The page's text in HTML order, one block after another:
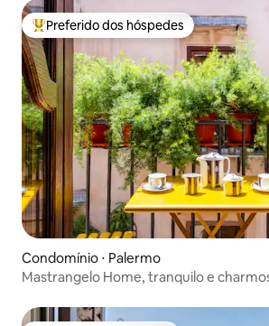
Entre os melhores preferidos dos
Preferido dos hóspedes
Condomínio ⋅ Palermo
Mastrangelo Home, tranquilo e